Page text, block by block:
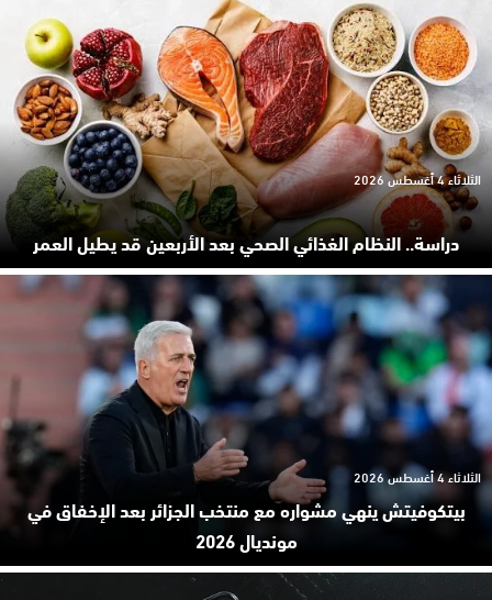
دراسة.. النظام الغذائي الصحي بعد الأربعين قد يطيل العمر
الثلاثاء 4 أغسطس 2026
بيتكوفيتش ينهي مشواره مع منتخب الجزائر بعد الإخفاق في
مونديال 2026
الثلاثاء 4 أغسطس 2026